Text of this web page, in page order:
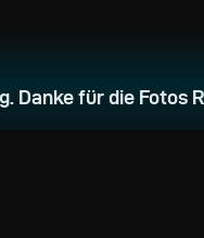
Danke für die Fotos